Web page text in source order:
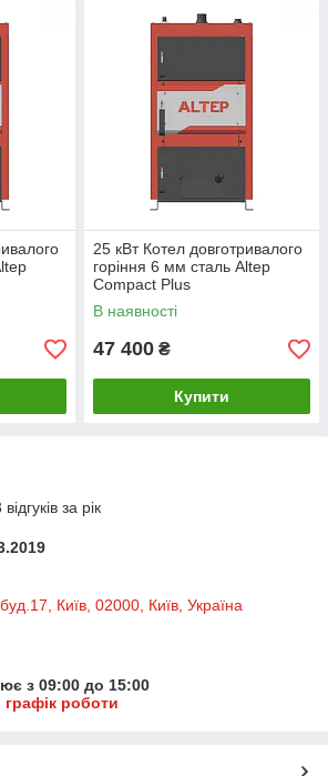
25 кВт Котел довготривалого
горіння 6 мм сталь Altep
Compact Plus
В наявності
47 400 ₴
Купити
за рік
Київ, 02000, Київ, Україна
з 09:00 до 15:00
роботи